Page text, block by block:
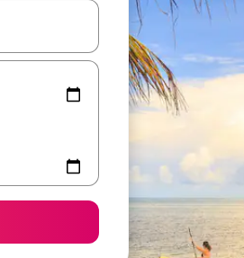
les flèches vers le haut et vers le